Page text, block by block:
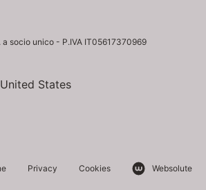
socio unico - P.IVA IT05617370969
States
Privacy Cookies Websolute